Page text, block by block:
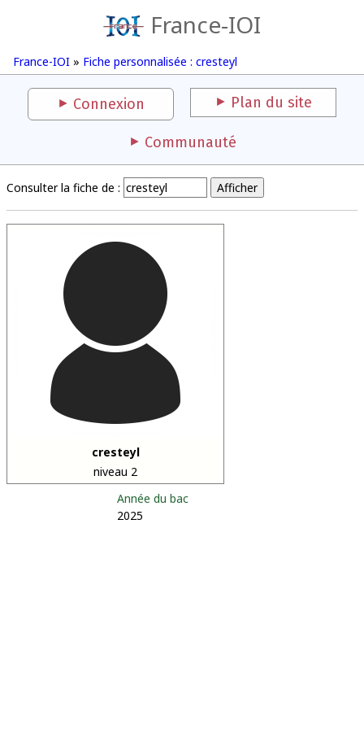
France-IOI
France-IOI » Fiche personnalisée : cresteyl
Connexion Plan du site
Communauté
Consulter la fiche de :
cresteyl
niveau 2
Année du bac
2025